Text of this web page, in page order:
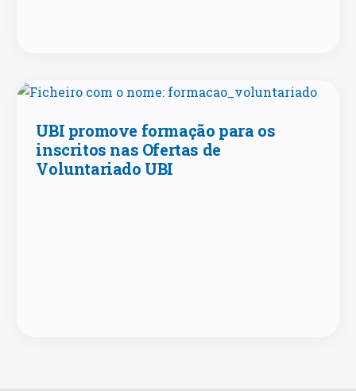
UBI promove formação para os
inscritos nas Ofertas de
Voluntariado UBI